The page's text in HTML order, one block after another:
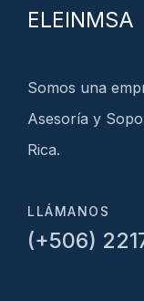
ELEINMSA
Somos una
Asesoría y
Rica.
LLÁMANOS
(+506)